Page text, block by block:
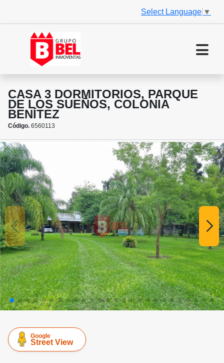
Select Language ▼
CASA 3 DORMITORIOS, PARQUE
DE LOS SUEÑOS, COLONIA
BENÍTEZ
Código. 6560113
Google
Street View